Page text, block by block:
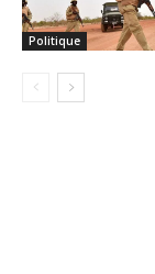
Politique